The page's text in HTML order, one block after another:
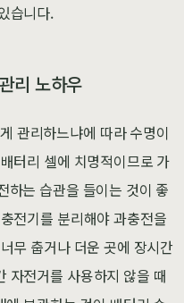
습니다.
리 노하우
관리하느냐에 따라 수명이
터리 셀에 치명적이므로 가
하는 습관을 들이는 것이 좋
전기를 분리해야 과충전을
무 춥거나 더운 곳에 장시간
자전거를 사용하지 않을 때